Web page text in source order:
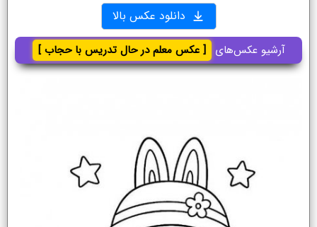
دانلود عکس بالا
آرشیو عکس‌های [ عکس معلم در حال تدریس با حجاب ]